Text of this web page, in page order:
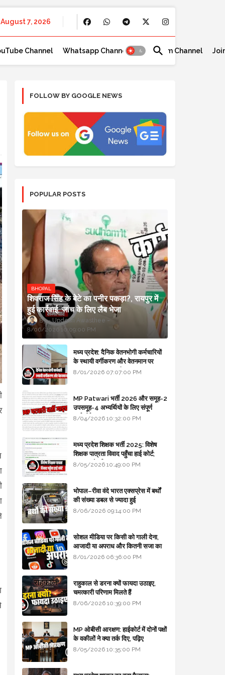
August 7, 2026
Channel Whatsapp Channel Telegram Channel
FOLLOW BY GOOGLE NEWS
POPULAR POSTS
BHOPAL
शिवराज सिंह के बेटे का पनीर पकड़ा?, रायपुर में
हुई कार्रवाई, जांच के लिए लैब भेजा
Updesh Awasthee
8/06/2026 10:09:00 PM
मध्य प्रदेश: दैनिक वेतनभोगी कर्मचारियों
के स्थायी वर्गीकरण और वेतनमान पर
सरकार का बड़ा स्पष्टीकरण
8/01/2026 07:07:00 PM
MP Patwari भर्ती 2026 और समूह-2
उपसमूह-4 अभ्यर्थियों के लिए संपूर्ण
मार्गदर्शिका
8/04/2026 10:32:00 PM
मध्य प्रदेश शिक्षक भर्ती 2025: विशेष
शिक्षक पात्रता विवाद पहुँचा हाई कोर्ट;
सरकार से माँगा जवाब
8/05/2026 10:49:00 PM
भोपाल–रीवा वंदे भारत एक्सप्रेस में बर्थों
की संख्या डबल से ज्यादा हुई
8/06/2026 09:14:00 PM
सोशल मीडिया पर किसी को गाली देना,
आजादी या अपराध और कितनी सजा का
प्रावधान - free legal advice
8/01/2026 06:36:00 PM
राहुकाल से डरना क्यों फायदा उठाइए,
चमत्कारी परिणाम मिलते हैं
8/06/2026 10:39:00 PM
MP ओबीसी आरक्षण: हाईकोर्ट में दोनों पक्षों
के वकीलों ने क्या तर्क दिए, पढ़िए
8/05/2026 10:35:00 PM